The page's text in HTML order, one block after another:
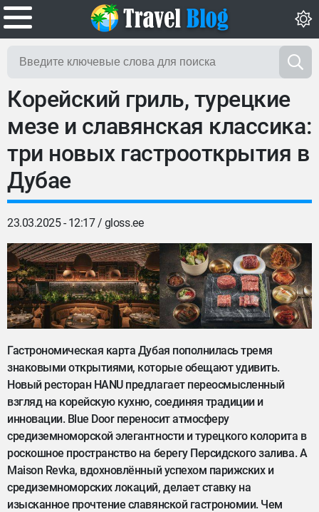
Корейский гриль, турецкие
мезе и славянская классика:
три новых гастрооткрытия в
Дубае
23.03.2025 - 12:17 / gloss.ee
Гастрономическая карта Дубая пополнилась тремя
знаковыми открытиями, которые обещают удивить.
Новый ресторан HANU предлагает переосмысленный
взгляд на корейскую кухню, соединяя традиции и
инновации. Blue Door переносит атмосферу
средиземноморской элегантности и турецкого колорита в
роскошное пространство на берегу Персидского залива. А
Maison Revka, вдохновлённый успехом парижских и
средиземноморских локаций, делает ставку на
изысканное прочтение славянской гастрономии. Чем